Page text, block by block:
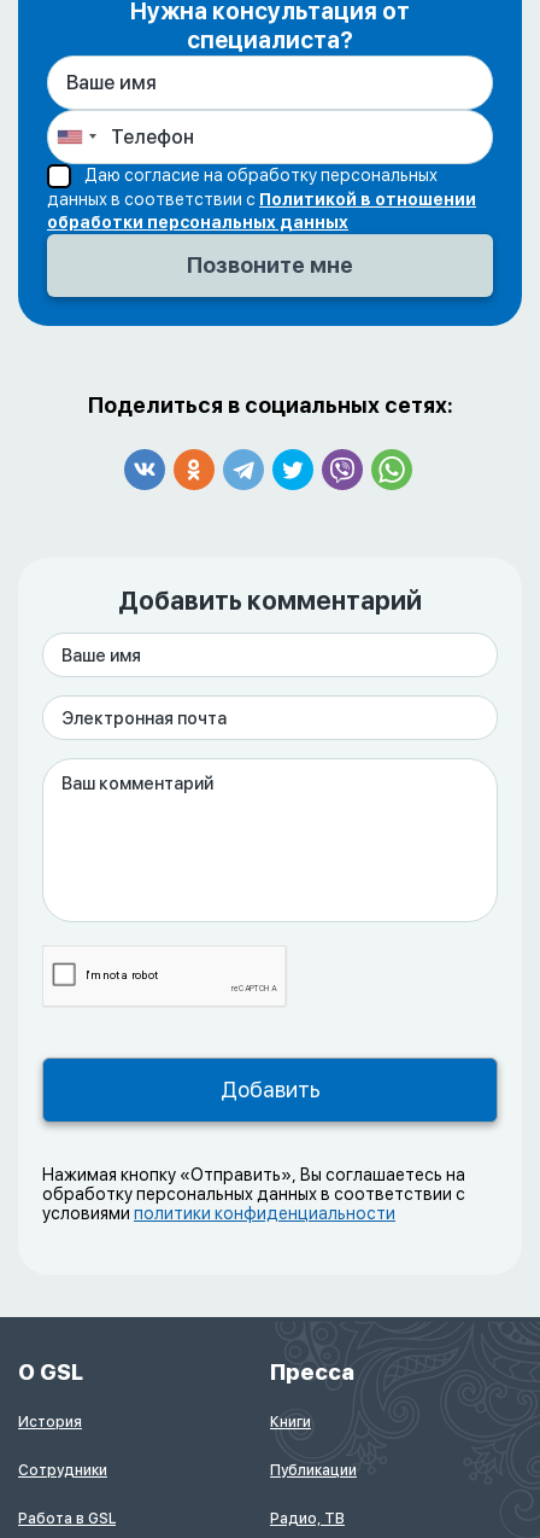
Нужна консультация от
специалиста?
Даю согласие на обработку персональных
данных в соответствии с Политикой в отношении
обработки персональных данных
Поделиться в социальных сетях:
Добавить комментарий
Нажимая кнопку «Отправить», Вы соглашаетесь на
обработку персональных данных в соответствии с
условиями политики конфиденциальности
О GSL
История
Сотрудники
Работа в GSL
Пресса
Книги
Публикации
Радио, ТВ